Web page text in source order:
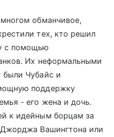
обманчивое,
тех, кто решил
с помощью
Их неформальными
были Чубайс и
поддержку
- его жена и дочь.
к идейным борцам за
Вашингтона или